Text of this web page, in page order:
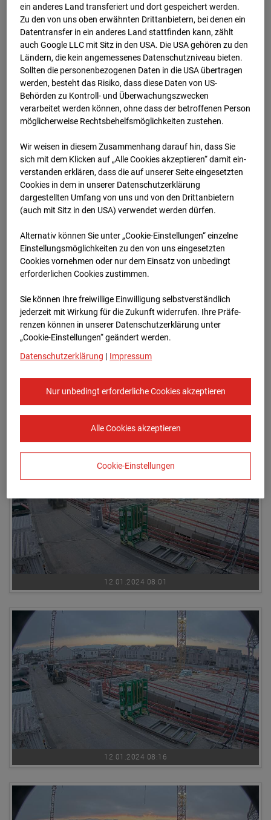
12.01.2024 07:16
12.01.2024 07:31
12.01.2024 07:46
12.01.2024 08:01
12.01.2024 08:16
ein anderes Land transferiert und dort gespeichert werden.
Zu den von uns oben erwähnten Drittanbietern, bei denen ein
Datentransfer in ein anderes Land stattfinden kann, zählt
auch Google LLC mit Sitz in den USA. Die USA gehören zu den
Ländern, die kein angemessenes Datenschutzniveau bieten.
Sollten die personenbezogenen Daten in die USA übertragen
werden, besteht das Risiko, dass diese Daten von US-
Behörden zu Kontroll- und Überwachungszwecken
verarbeitet werden können, ohne dass der betroffenen Person
möglicherweise Rechtsbehelfsmöglichkeiten zustehen.
Wir weisen in diesem Zusammenhang darauf hin, dass Sie
sich mit dem Klicken auf „Alle Cookies akzeptieren“ damit ein­
ver­standen erklären, dass die auf unserer Seite eingesetzten
Cookies in dem in unserer Datenschutzerklärung
dargestellten Umfang von uns und von den Drittanbietern
(auch mit Sitz in den USA) verwendet werden dürfen.
Alternativ können Sie unter „Cookie-Einstellungen“ einzelne
Einstellungsmöglichkeiten zu den von uns eingesetzten
Cookies vornehmen oder nur dem Einsatz von unbedingt
erforderlichen Cookies zustimmen.
Sie können Ihre freiwillige Einwilligung selbstverständlich
jederzeit mit Wirkung für die Zukunft widerrufen. Ihre Prä­fe­
renzen können in unserer Datenschutzerklärung unter
„Cookie-Einstellungen“ geändert werden.
Datenschutzerklärung | Impressum
Nur unbedingt erforderliche Cookies akzeptieren
Alle Cookies akzeptieren
Cookie-Einstellungen